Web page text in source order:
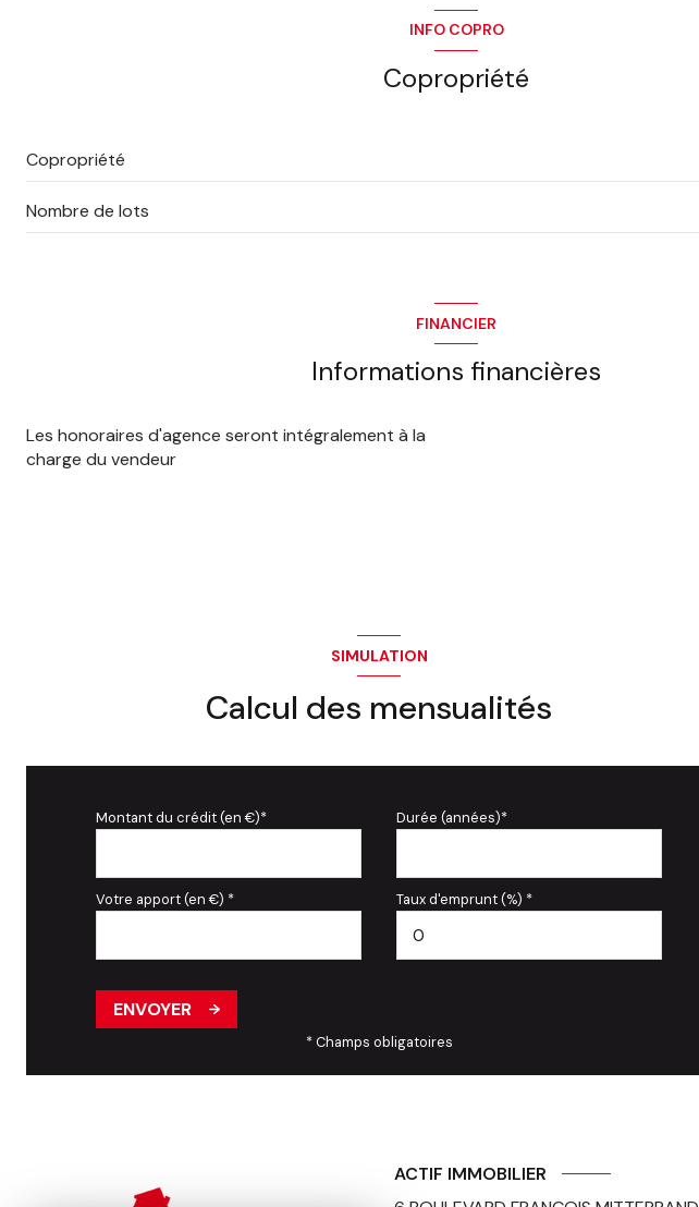
WC
INFO COPRO
Copropriété
Copropriété
Nombre de lots
FINANCIER
Informations financières
Les honoraires d'agence seront intégralement à la
charge du vendeur
SIMULATION
Calcul des mensualités
Montant du crédit (en €)* Durée (années)*
Votre apport (en €) * Taux d'emprunt (%) *
ENVOYER
* Champs obligatoires
ACTIF IMMOBILIER